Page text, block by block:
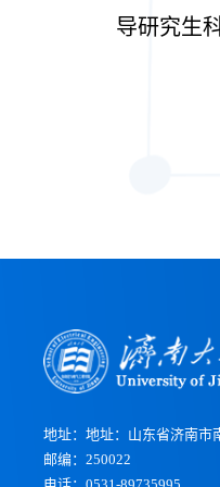
导研究生
地址：地址：山东省济南市
邮编：250022